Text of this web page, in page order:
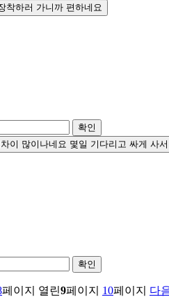
결제하고 몇일 뒤에 장착하러 가니까 편하네요
확인
이 많이나네요 몇일 기다리고 싸게 사
확인
페이지 열린9페이지 10페이지
다